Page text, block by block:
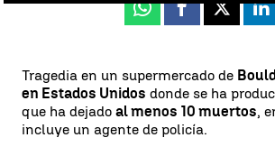
Whatsapp
Facebook
X
Tragedia en un supermercado de
en Estados Unidos donde se ha
que ha dejado al menos 10 muertos,
incluye un agente de policía.